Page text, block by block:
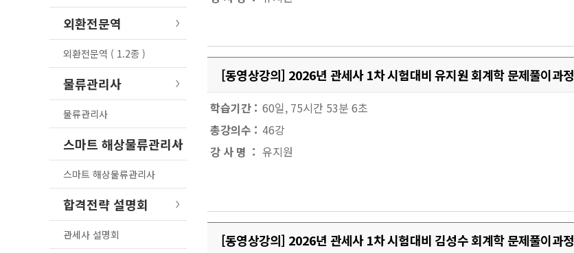
외환전문역
외환전문역 ( 1.2종 )
물류관리사
물류관리사
스마트 해상물류관리사
스마트 해상물류관리사
합격전략 설명회
관세사 설명회
[동영상강의] 2026년 관세사 1차 시험대비 유지원 회계학 문제풀이과정
학습기간 : 60일, 75시간 53분 6초
총강의수 : 46강
강 사 명 : 유지원
[동영상강의] 2026년 관세사 1차 시험대비 김성수 회계학 문제풀이과정